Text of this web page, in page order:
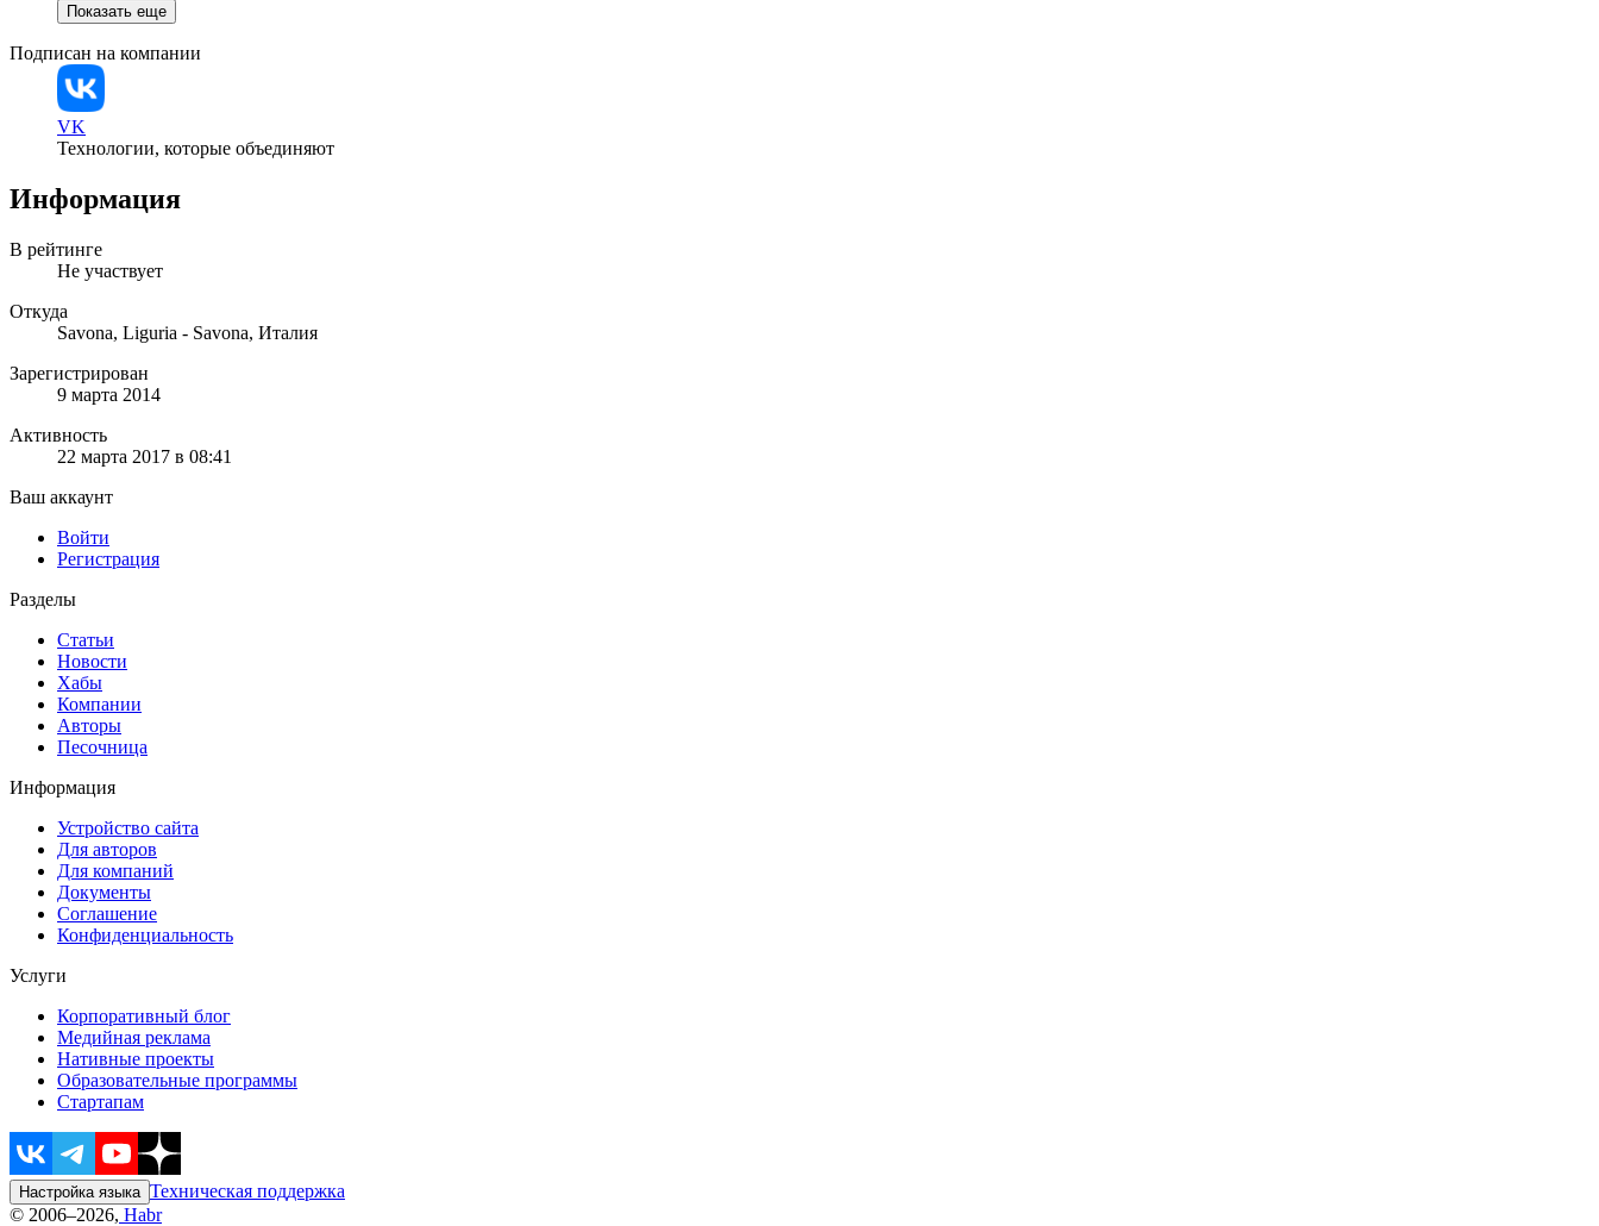
Показать еще
Подписан на компании
VK
Технологии, которые объединяют
Информация
В рейтинге
Не участвует
Откуда
Savona, Liguria - Savona, Италия
Зарегистрирован
9 марта 2014
Активность
22 марта 2017 в 08:41
Ваш аккаунт
Войти
Регистрация
Разделы
Статьи
Новости
Хабы
Компании
Авторы
Песочница
Информация
Устройство сайта
Для авторов
Для компаний
Документы
Соглашение
Конфиденциальность
Услуги
Корпоративный блог
Медийная реклама
Нативные проекты
Образовательные программы
Стартапам
Настройка языка Техническая поддержка
© 2006–2026, Habr